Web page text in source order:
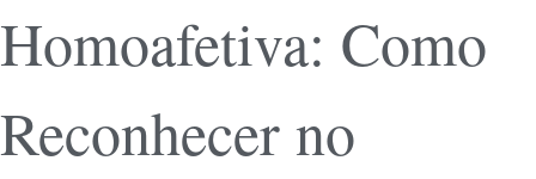
Homoafetiva: Como
Reconhecer no